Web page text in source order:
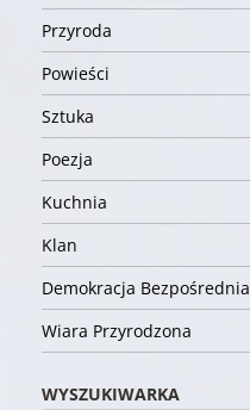
Przyroda
Powieści
Sztuka
Poezja
Kuchnia
Klan
Demokracja Bezpośrednia
Wiara Przyrodzona
WYSZUKIWARKA